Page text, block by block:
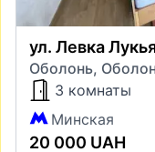
ул. Левка
Оболонь,
3 комнаты
Минская
20 000 UAH